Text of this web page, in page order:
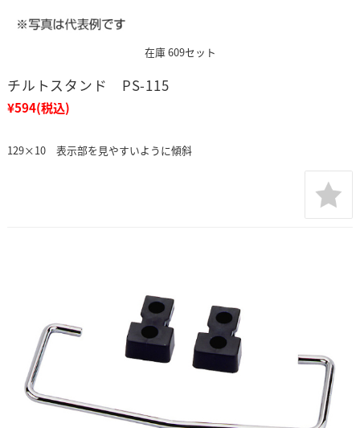
在庫 609セット
チルトスタンド PS-115
¥594(税込)
129×10 表示部を見やすいように傾斜